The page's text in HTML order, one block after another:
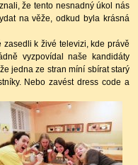
že tento nesnadný úkol nás
na věže, odkud byla krásná
k živé televizi, kde právě
vyzpovídal naše kandidáty
jedna ze stran míní sbírat starý
Nebo zavést dress code a